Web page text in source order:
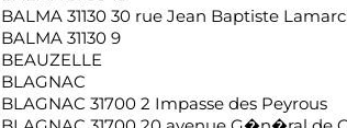
BALMA 31130 30 rue Jean Baptiste
BALMA 31130 9
BEAUZELLE
BLAGNAC
BLAGNAC 31700 2 Impasse des Peyrous